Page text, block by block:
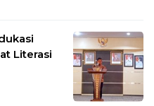
Literasi